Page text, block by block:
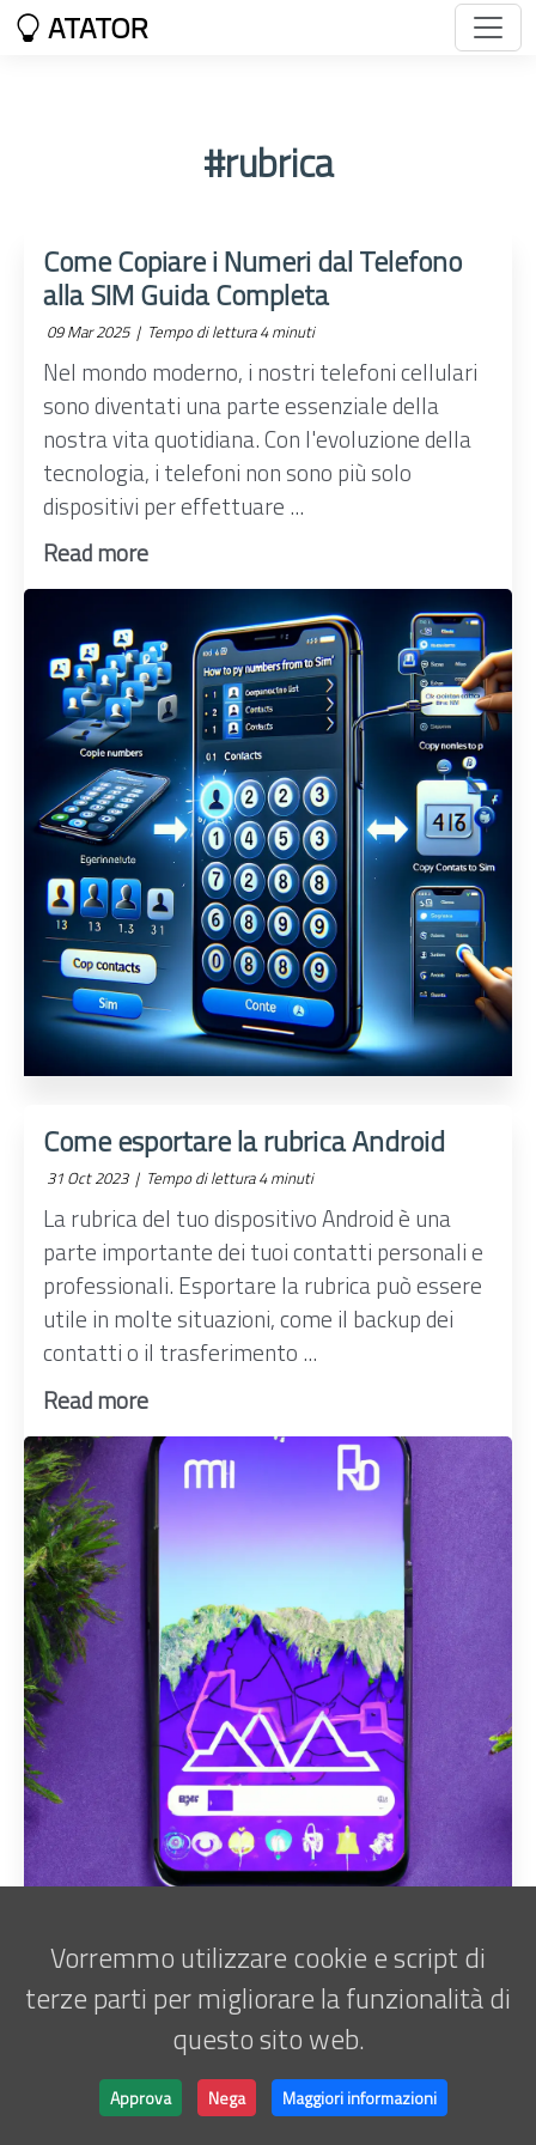
ATATOR
#rubrica
Come Copiare i Numeri dal Telefono
alla SIM Guida Completa
09 Mar 2025 | Tempo di lettura 4 minuti
Nel mondo moderno, i nostri telefoni cellulari
sono diventati una parte essenziale della
nostra vita quotidiana. Con l'evoluzione della
tecnologia, i telefoni non sono più solo
dispositivi per effettuare ...
Read more
Come esportare la rubrica Android
31 Oct 2023 | Tempo di lettura 4 minuti
La rubrica del tuo dispositivo Android è una
parte importante dei tuoi contatti personali e
professionali. Esportare la rubrica può essere
utile in molte situazioni, come il backup dei
contatti o il trasferimento ...
Read more
Iscriviti alla newsletter
Marco Antani • © 2025 •ATATOR
Powered byHugo&Lightbi.Made with ❤ byBino
Vorremmo utilizzare cookie e script di
terze parti per migliorare la funzionalità di
questo sito web.
Approva Nega Maggiori informazioni